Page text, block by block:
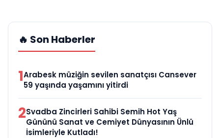
🔥 Son Haberler
1Arabesk müziğin sevilen sanatçısı Cansever
59 yaşında yaşamını yitirdi
2Svadba Zincirleri Sahibi Semih Hot Yaş
Gününü Sanat ve Cemiyet Dünyasının Ünlü
İsimleriyle Kutladı!